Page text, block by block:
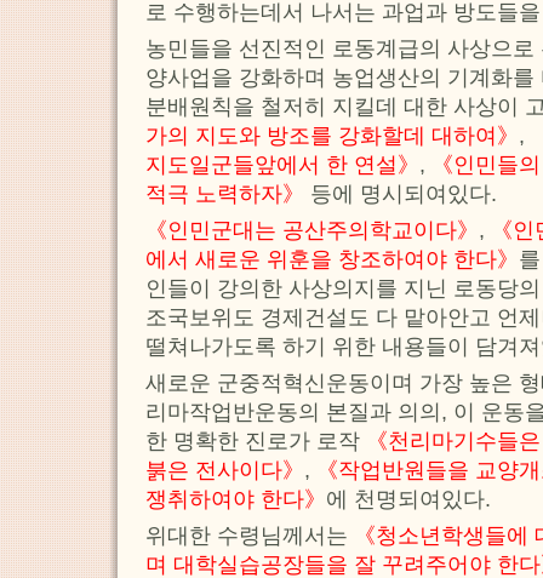
로 수행하는데서 나서는 과업과 방도들
농민들을 선진적인 로동계급의 사상으
양사업을 강화하며 농업생산의 기계화
분배원칙을 철저히 지킬데 대한 사상이
가의 지도와 방조를 강화할데 대하여》 ,
지도일군들앞에서 한 연설》 ,
《인민들
적극 노력하자》
등에 명시되여있다.
《인민군대는 공산주의학교이다》 ,
《
에서 새로운 위훈을 창조하여야 한다》
인들이 강의한 사상의지를 지닌 로동당
조국보위도 경제건설도 다 맡아안고 언
떨쳐나가도록 하기 위한 내용들이 담겨
새로운 군중적혁신운동이며 가장 높은
리마작업반운동의 본질과 의의, 이 운동
한 명확한 진로가 로작
《천리마기수들
붉은 전사이다》 ,
《작업반원들을 교양
쟁취하여야 한다》 에 천명되여있다.
위대한 수령님께서는
《청소년학생들
며 대학실습공장들을 잘 꾸려주어야 한